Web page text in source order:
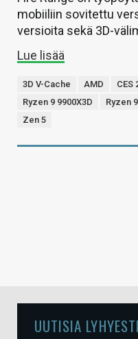
mobiiliin sovitettu
versioita sekä 3D-
Lue lisää
3D V-Cache AMD CES
Ryzen 9 9900X3D
Ryzen
Zen 5
UUTISIA LYHYESTI